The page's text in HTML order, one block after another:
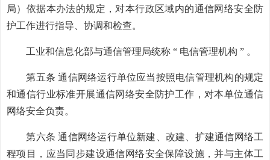
局）依据本办法的规定，对本行政区域内的通信网络安全防
护工作进行指导、协调和检查。
工业和信息化部与通信管理局统称 “ 电信管理机构 ” 。
第五条 通信网络运行单位应当按照电信管理机构的规定
和通信行业标准开展通信网络安全防护工作，对本单位通信
网络安全负责。
第六条 通信网络运行单位新建、改建、扩建通信网络工
程项目，应当同步建设通信网络安全保障设施，并与主体工